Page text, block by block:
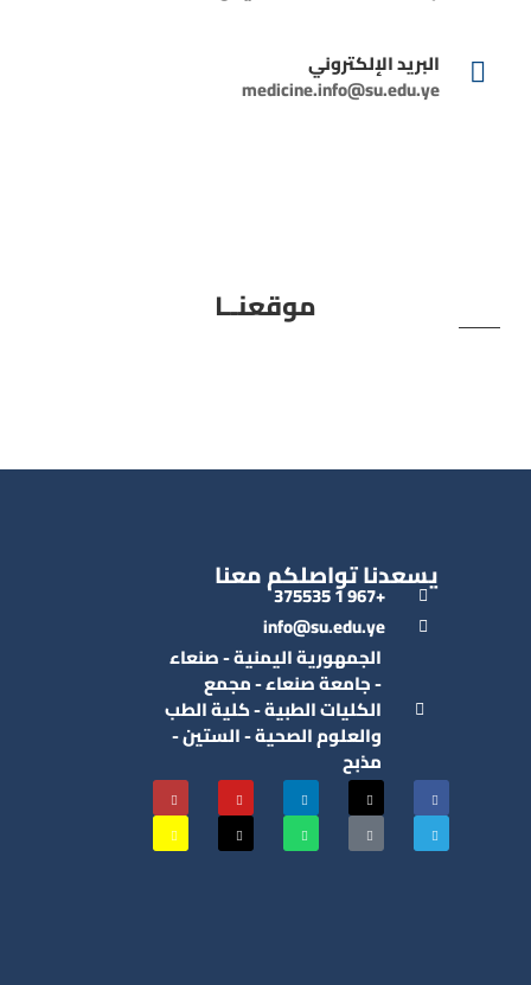
البريد الإلكتروني
medicine.info@su.edu.ye
موقعنــا
يسعدنا تواصلكم معنا
+967 1 375535
info@su.edu.ye
الجمهورية اليمنية - صنعاء
- جامعة صنعاء - مجمع
الكليات الطبية - كلية الطب
والعلوم الصحية - الستين -
مذبح